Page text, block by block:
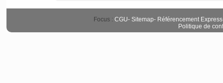
Focus : CGU- Sitemap- Référencement Express
Politique de